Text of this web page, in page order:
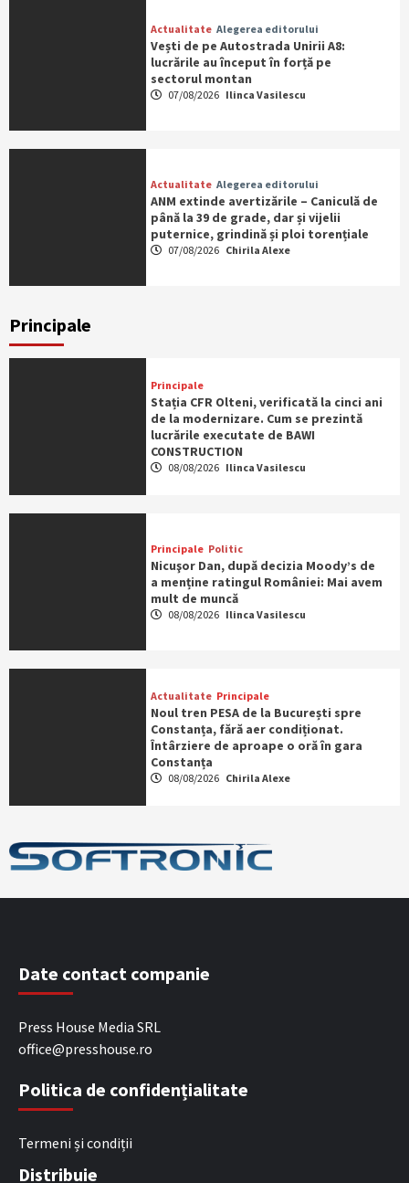
Actualitate Alegerea editorului
Vești de pe Autostrada Unirii A8:
lucrările au început în forță pe
sectorul montan
07/08/2026 Ilinca Vasilescu
Actualitate Alegerea editorului
ANM extinde avertizările – Caniculă de
până la 39 de grade, dar și vijelii
puternice, grindină și ploi torențiale
07/08/2026 Chirila Alexe
Principale
Principale
Stația CFR Olteni, verificată la cinci ani
de la modernizare. Cum se prezintă
lucrările executate de BAWI
CONSTRUCTION
08/08/2026 Ilinca Vasilescu
Principale Politic
Nicuşor Dan, după decizia Moody’s de
a menține ratingul României: Mai avem
mult de muncă
08/08/2026 Ilinca Vasilescu
Actualitate Principale
Noul tren PESA de la București spre
Constanța, fără aer condiționat.
Întârziere de aproape o oră în gara
Constanța
08/08/2026 Chirila Alexe
Date contact companie
Press House Media SRL
office@presshouse.ro
Politica de confidențialitate
Termeni și condiții
Distribuie